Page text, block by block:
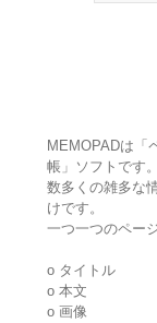
MEMOPADは「
帳」ソフトです。
数多くの雑多な
けです。
一つ一つのペー
o タイトル
o 本文
o 画像